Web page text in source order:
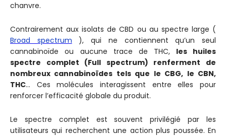
chanvre.
Contrairement aux isolats de CBD ou au spectre large (
Broad spectrum ), qui ne contiennent qu’un seul
cannabinoïde ou aucune trace de THC, les huiles
spectre complet (Full spectrum) renferment de
nombreux cannabinoïdes tels que le CBG, le CBN,
THC... Ces molécules interagissent entre elles pour
renforcer l’efficacité globale du produit.
Le spectre complet est souvent privilégié par les
utilisateurs qui recherchent une action plus poussée. En